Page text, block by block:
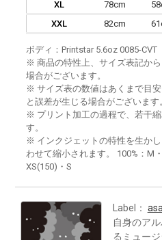
XL 78cm
XXL
82cm
ボディ：Printstar 5.6oz 0085-CVT
※ 商品の特性上、サイズ表記か
場合がございます。
※ サイズ表の数値はあくまで目
と誤差が生じる場合がございます
※ プリント加工の過程で、若干
す。
※ インクジェットの特性を生か
わせて縮小されます。 100%：M
XS(150)・S
Label：
自身のア
るミュー